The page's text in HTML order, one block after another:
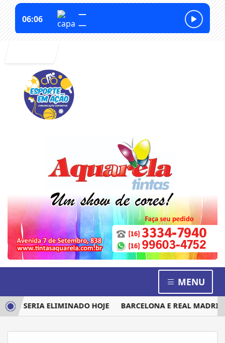
MENU
SERIA ELIMINADO HOJE BARCELONA E REAL MADRID